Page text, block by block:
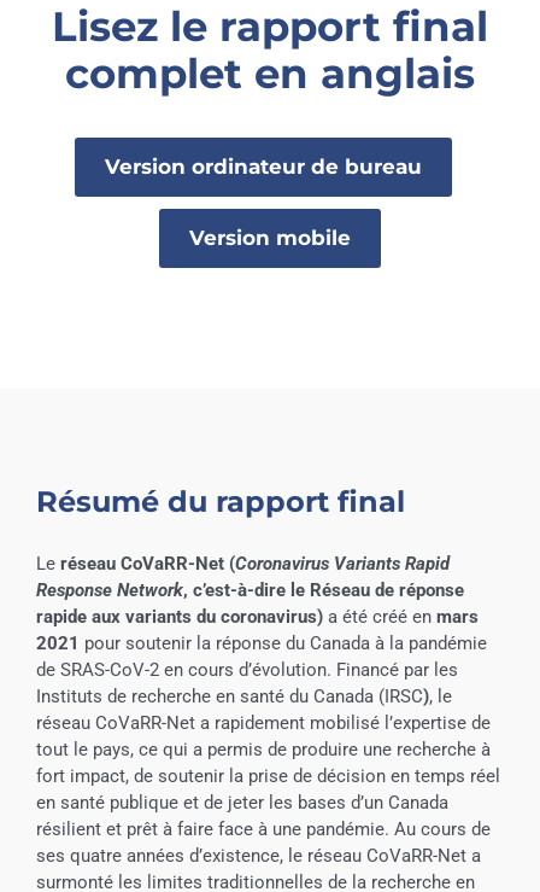
Lisez le rapport final
complet en anglais
Version ordinateur de bureau
Version mobile
Résumé du rapport final
Leréseau CoVaRR-Net (Coronavirus Variants Rapid
Response Network, c’est-à-dire le Réseau de réponse
rapide aux variants du coronavirus)a été créé en mars
2021 pour soutenir la réponse du Canada à la pandémie
de SRAS-CoV-2 en cours d’évolution. Financé par les
Instituts de recherche en santé du Canada (IRSC), le
réseau CoVaRR-Net a rapidement mobilisé l’expertise de
tout le pays, ce qui a permis de produire une recherche à
fort impact, de soutenir la prise de décision en temps réel
en santé publique et de jeter les bases d’un Canada
résilient et prêt à faire face à une pandémie. Au cours de
ses quatre années d’existence, le réseau CoVaRR-Net a
surmonté les limites traditionnelles de la recherche en